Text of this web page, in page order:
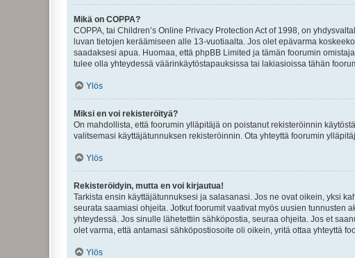
Mikä on COPPA?
COPPA, tai Children’s Online Privacy Protection Act of 1998, on
luvan tietojen keräämiseen alle 13-vuotiaalta. Jos olet epävarma
saadaksesi apua. Huomaa, että phpBB Limited ja tämän foorumin
tulee olla yhteydessä väärinkäytöstapauksissa tai lakiasioissa tähän
Ylös
Miksi en voi rekisteröityä?
On mahdollista, että foorumin ylläpitäjä on poistanut rekisteröinnin
valitsemasi käyttäjätunnuksen rekisteröinnin. Ota yhteyttä foorumin
Ylös
Rekisteröidyin, mutta en voi kirjautua!
Tarkista ensin käyttäjätunnuksesi ja salasanasi. Jos ne ovat oikein, yksi
seurata saamiasi ohjeita. Jotkut foorumit vaativat myös uusien tunnusten
yhteydessä. Jos sinulle lähetettiin sähköpostia, seuraa ohjeita. Jos et
olet varma, että antamasi sähköpostiosoite oli oikein, yritä ottaa yhteyttä
Ylös